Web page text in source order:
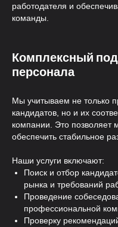
работодателя и
команды.
Комплексный
персонала
Мы учитываем не только
кандидатов, но и их
компании. Это позволяет
обеспечить стабильное
Наши услуги включают:
Поиск и отбор
рынка и требований
Проведение
профессиональной
Проверку